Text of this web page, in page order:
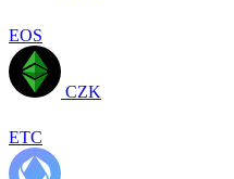
EOS
CZK
ETC